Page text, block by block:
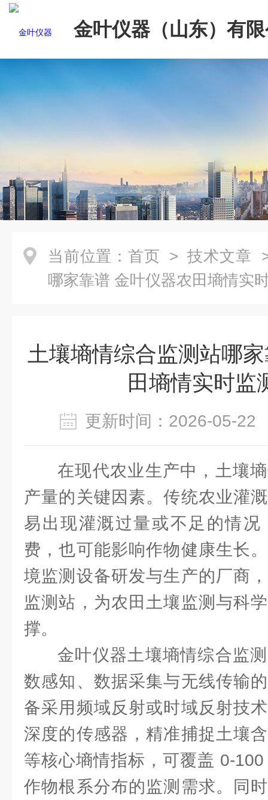
金叶仪器（山东）有
当前位置： 首页 > 技术文章
哪家靠谱 金叶仪器农田墒情实
土壤墒情综合监测站哪
田墒情实时监
更新时间：2026-05-
在现代农业生产中，土壤
产量的关键因素。传统农业灌
易出现灌溉过量或不足的情
费，也可能影响作物健康生长
境监测设备研发与生产的厂商
监测站，为农田土壤监测与科
撑。
金叶仪器土壤墒情综合监
数感知、数据采集与无线传输
备采用频域反射或时域反射技
深度的传感器，精准捕捉土壤
等核心墒情指标，可覆盖 0-
作物根系分布的监测需求。同